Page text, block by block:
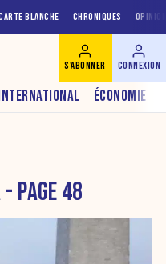
BLANCHE CHRONIQUES
ÉCONOMIE
S'ABONNER CONNEXION
- PAGE 48